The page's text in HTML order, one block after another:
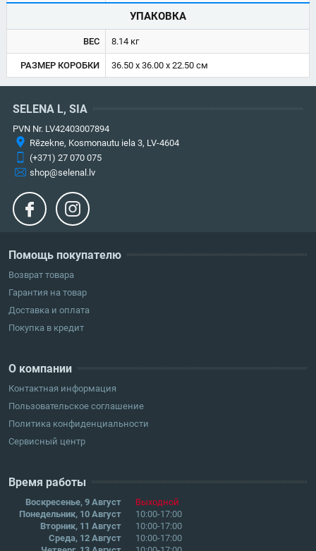
УПАКОВКА
ВЕС 8.14 кг
РАЗМЕР КОРОБКИ 36.50 x 36.00 x 22.50 см
Помощь покупателю
Возврат товара
Гарантия на товар
Доставка и оплата
Покупка в кредит
О компании
Контактная информация
Пользовательское соглашение
Политика конфиденциальности
Сервисный центр
Время работы
Воскресенье, 9 Август
Выходной
Понедельник, 10 Август
10:00-17:00
Вторник, 11 Август
10:00-17:00
Среда, 12 Август
10:00-17:00
SELENA L, SIA
PVN Nr. LV42403007894
Rēzekne, Kosmonautu iela 3, LV-4604
(+371) 27 070 075
shop@selenal.lv